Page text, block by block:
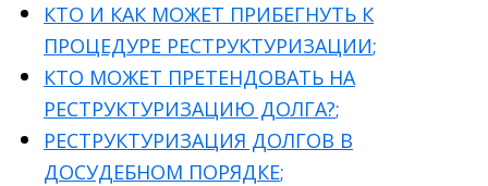
КТО И КАК МОЖЕТ ПРИБЕГНУТЬ К
ПРОЦЕДУРЕ РЕСТРУКТУРИЗАЦИИ;
КТО МОЖЕТ ПРЕТЕНДОВАТЬ НА
РЕСТРУКТУРИЗАЦИЮ ДОЛГА?;
РЕСТРУКТУРИЗАЦИЯ ДОЛГОВ В
ДОСУДЕБНОМ ПОРЯДКЕ;